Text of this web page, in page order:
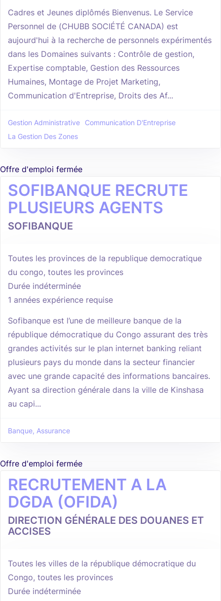
Cadres et Jeunes diplômés Bienvenus. Le Service
Personnel de (CHUBB SOCIÉTÉ CANADA) est
aujourd'hui à la recherche de personnels expérimentés
dans les Domaines suivants : Contrôle de gestion,
Expertise comptable, Gestion des Ressources
Humaines, Montage de Projet Marketing,
Communication d'Entreprise, Droits des Af...
Gestion Administrative
Communication D'Entreprise
La Gestion Des Zones
Offre d'emploi fermée
SOFIBANQUE RECRUTE
PLUSIEURS AGENTS
SOFIBANQUE
Toutes les provinces de la republique democratique
du congo, toutes les provinces
Durée indéterminée
1 années expérience requise
Sofibanque est l’une de meilleure banque de la
république démocratique du Congo assurant des très
grandes activités sur le plan internet banking reliant
plusieurs pays du monde dans la secteur financier
avec une grande capacité des informations bancaires.
Ayant sa direction générale dans la ville de Kinshasa
au capi...
Banque, Assurance
Offre d'emploi fermée
RECRUTEMENT A LA
DGDA (OFIDA)
DIRECTION GÉNÉRALE DES DOUANES ET
ACCISES
Toutes les villes de la république démocratique du
Congo, toutes les provinces
Durée indéterminée